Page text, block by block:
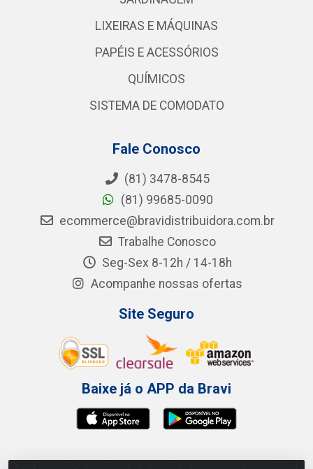
LIXEIRAS E MÁQUINAS
PAPÉIS E ACESSÓRIOS
QUÍMICOS
SISTEMA DE COMODATO
Fale Conosco
(81) 3478-8545
(81) 99685-0090
ecommerce@bravidistribuidora.com.br
Trabalhe Conosco
Seg-Sex 8-12h / 14-18h
Acompanhe nossas ofertas
Site Seguro
Baixe já o APP da Bravi